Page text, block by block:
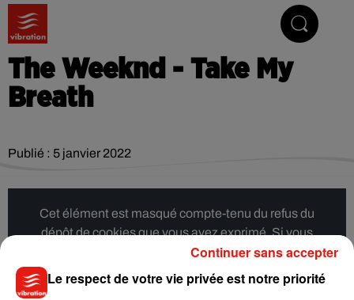
The Weeknd - Take My
Breath
Publié : 5 janvier 2022
Cet élément est masqué compte-tenu du refus du
dépôt de cookies que vous avez exprimé. Si vous
souhaitez l'afficher, merci de nous donner votre accord
en cliquant sur le bouton ci-dessous.
Le respect de votre vie privée est notre priorité
Continuer sans accepter